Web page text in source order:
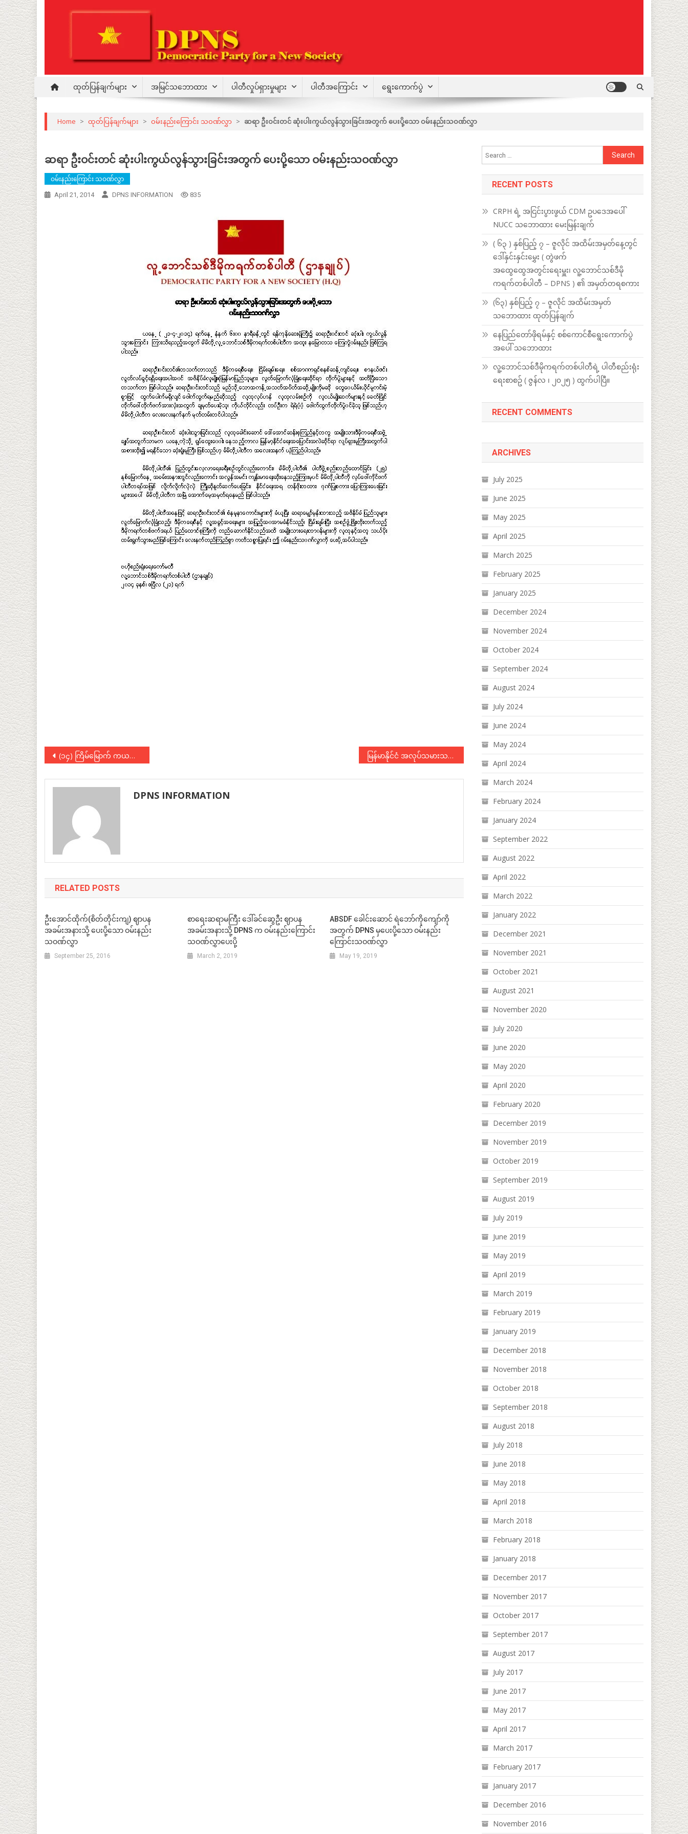
content
DPNS
Democratic Party for a New Society
ထုတ်ပြန်ချက်များ အမြင်သဘောထား ပါတီလှုပ်ရှားမှုများ ပါတီအကြောင်း ရွေးကောက်ပွဲ
Home > ထုတ်ပြန်ချက်များ > ဝမ်းနည်းကြောင်း သဝဏ်လွှာ > ဆရာ ဦးဝင်းတင် ဆုံးပါးကွယ်လွန်သွားခြင်းအတွက် ပေးပို့သော ဝမ်းနည်းသဝဏ်လွှာ
ဆရာ ဦးဝင်းတင် ဆုံးပါးကွယ်လွန်သွားခြင်းအတွက် ပေးပို့သော ဝမ်းနည်းသဝဏ်လွှာ
ဝမ်းနည်းကြောင်း သဝဏ်လွှာ
April 21, 2014 DPNS INFORMATION 835
Post
navigation
(၁၄) ကြိမ်မြောက် ကယန်းအမျိုးသားနေ့သို့ သဝဏ်လွှာပေးပို့ခြင်း မြန်မာနိုင်ငံ အလုပ်သမားသမဂ္ဂများအဖွဲ့ချုပ် နှီးနှောဖလှယ်ပွဲကြီးသို့ ပေးပို့သော ကြိုဆိုဂုဏ်ပြု သဝဏ်လွှာ
DPNS INFORMATION
RELATED POSTS
ဦးအောင်ထိုက်(စိတ်တိုင်းကျ) ဈာပန
အခမ်းအနားသို့ ပေးပို့သော ဝမ်းနည်း
သဝဏ်လွှာ
September 25, 2016
စာရေးဆရာမကြီး ဒေါ်ခင်ဆွေဦး ဈာပန
အခမ်းအနားသို့ DPNS က ဝမ်းနည်းကြောင်း
သဝဏ်လွှာပေးပို့
March 2, 2019
ABSDF ခေါင်းဆောင် ရဲဘော်ကိုကျော်ကို
အတွက် DPNS မှပေးပို့သော ဝမ်းနည်း
ကြောင်းသဝဏ်လွှာ
May 19, 2019
Search
for:
RECENT POSTS
CRPH ရဲ့ အငြင်းပွားဖွယ် CDM ဥပဒေအပေါ်
NUCC သဘောထား မေးမြန်းချက်
( ၆၃ ) နှစ်ပြည့် ၇ – ဇူလိုင် အထိမ်းအမှတ်နေ့တွင်
ဒေါ်နှင်းနှင်းမွှေး ( တွဲဖက်
အထွေထွေအတွင်းရေးမှူး၊ လူ့ဘောင်သစ်ဒီမို
ကရက်တစ်ပါတီ – DPNS ) ၏ အမှတ်တရစကား
(၆၃) နှစ်ပြည့် ၇ – ဇူလိုင် အထိမ်းအမှတ်
သဘောထား ထုတ်ပြန်ချက်
နေပြည်တော်ဖိုရမ်နှင့် စစ်ကောင်စီရွေးကောက်ပွဲ
အပေါ် သဘောထား
လူ့ဘောင်သစ်ဒီမိုကရက်တစ်ပါတီရဲ့ ပါတီစည်းရုံး
ရေးစာစဥ် ( ဇွန်လ ၊ ၂၀၂၅ ) ထွက်ပါပြီ။
RECENT COMMENTS
ARCHIVES
July 2025
June 2025
May 2025
April 2025
March 2025
February 2025
January 2025
December 2024
November 2024
October 2024
September 2024
August 2024
July 2024
June 2024
May 2024
April 2024
March 2024
February 2024
January 2024
September 2022
August 2022
April 2022
March 2022
January 2022
December 2021
November 2021
October 2021
August 2021
November 2020
July 2020
June 2020
May 2020
April 2020
February 2020
December 2019
November 2019
October 2019
September 2019
August 2019
July 2019
June 2019
May 2019
April 2019
March 2019
February 2019
January 2019
December 2018
November 2018
October 2018
September 2018
August 2018
July 2018
June 2018
May 2018
April 2018
March 2018
February 2018
January 2018
December 2017
November 2017
October 2017
September 2017
August 2017
July 2017
June 2017
May 2017
April 2017
March 2017
February 2017
January 2017
December 2016
November 2016